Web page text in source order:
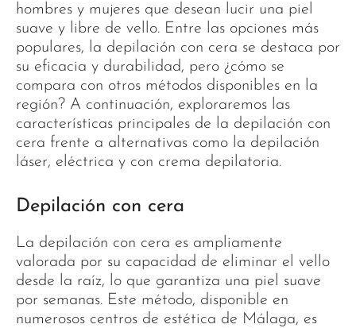
hombres y mujeres que desean lucir una piel
suave y libre de vello. Entre las opciones más
populares, la depilación con cera se destaca por
su eficacia y durabilidad, pero ¿cómo se
compara con otros métodos disponibles en la
región? A continuación, exploraremos las
características principales de la depilación con
cera frente a alternativas como la depilación
láser, eléctrica y con crema depilatoria.
Depilación con cera
La depilación con cera es ampliamente
valorada por su capacidad de eliminar el vello
desde la raíz, lo que garantiza una piel suave
por semanas. Este método, disponible en
numerosos centros de estética de Málaga, es